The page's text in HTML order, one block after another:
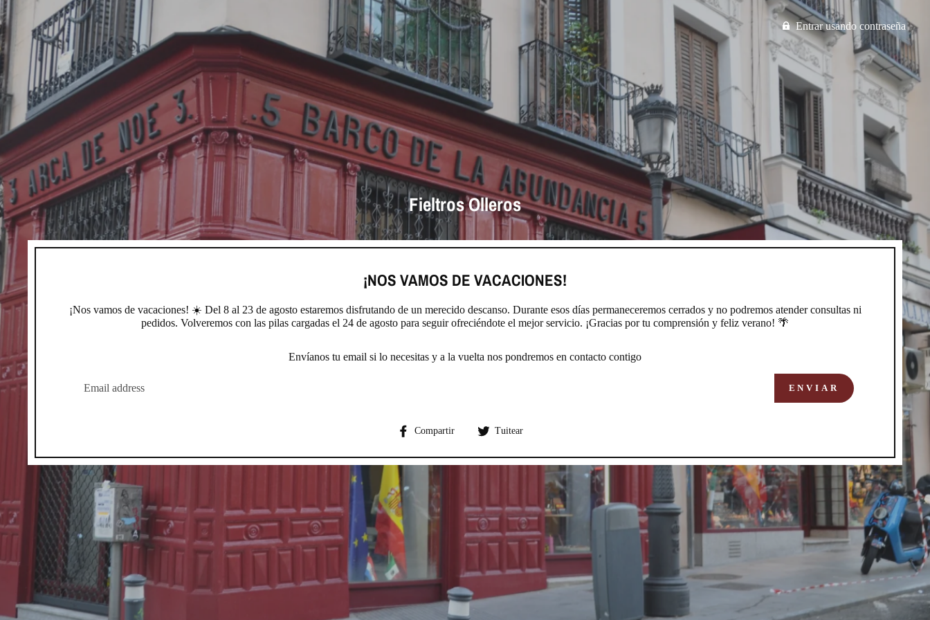
Entrar usando contraseña
Fieltros Olleros
¡NOS VAMOS DE VACACIONES!
¡Nos vamos de vacaciones! ☀️ Del 8 al 23 de agosto estaremos disfrutando de un merecido descanso. Durante esos días permaneceremos cerrados y no podremos atender consultas ni
pedidos. Volveremos con las pilas cargadas el 24 de agosto para seguir ofreciéndote el mejor servicio. ¡Gracias por tu comprensión y feliz verano! 🌴
Envíanos tu email si lo necesitas y a la vuelta nos pondremos en contacto contigo
ELECTRÓNICO
ENVIAR
Compartir
Compartir
Facebook
Tuitear
Twitter